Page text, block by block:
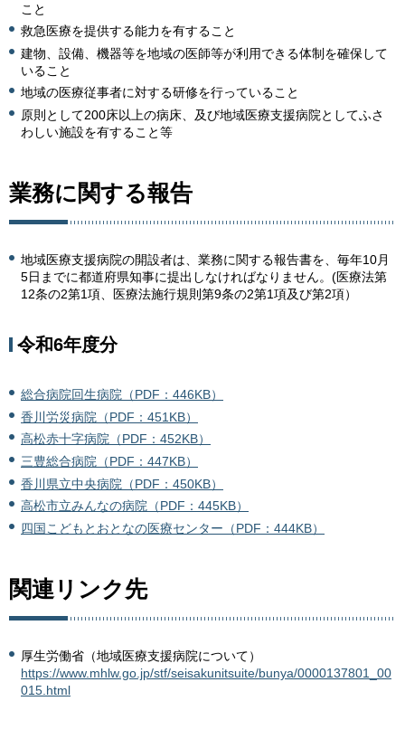
こと
救急医療を提供する能力を有すること
建物、設備、機器等を地域の医師等が利用できる体制を確保して
いること
地域の医療従事者に対する研修を行っていること
原則として200床以上の病床、及び地域医療支援病院としてふさ
わしい施設を有すること等
業務に関する報告
地域医療支援病院の開設者は、業務に関する報告書を、毎年10月
5日までに都道府県知事に提出しなければなりません。(医療法第
12条の2第1項、医療法施行規則第9条の2第1項及び第2項）
令和6年度分
総合病院回生病院（PDF：446KB）
香川労災病院（PDF：451KB）
高松赤十字病院（PDF：452KB）
三豊総合病院（PDF：447KB）
香川県立中央病院（PDF：450KB）
高松市立みんなの病院（PDF：445KB）
四国こどもとおとなの医療センター（PDF：444KB）
関連リンク先
厚生労働省（地域医療支援病院について）
https://www.mhlw.go.jp/stf/seisakunitsuite/bunya/0000137801_00
015.html